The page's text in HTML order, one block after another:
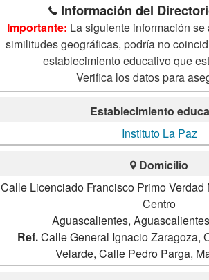
Información del
Importante: La siguiente información
similitudes geográficas, podría no
establecimiento educativo que
Verifica los datos para
Establecimiento
Instituto La Paz
Domicilio
Calle Licenciado Francisco Primo
Centro
Aguascalientes,
Ref.Calle General Ignacio Zaragoza,
Velarde, Calle Pedro Parga,